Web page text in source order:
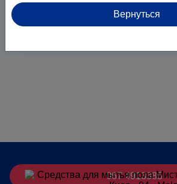
067 4913385
Вернуться